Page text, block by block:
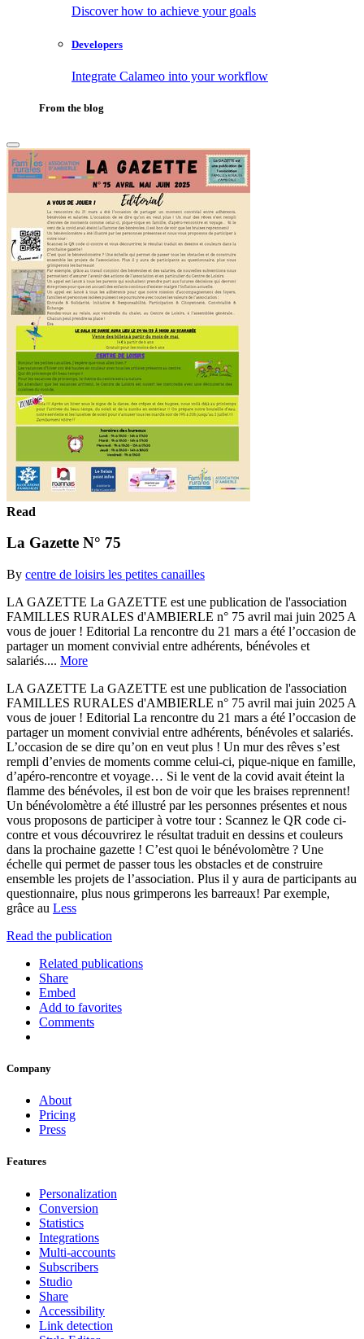
Discover how to achieve your goals
Developers
Integrate Calameo into your workflow
From the blog
Read
La Gazette N° 75
By centre de loisirs les petites canailles
LA GAZETTE La GAZETTE est une publication de l'association
FAMILLES RURALES d'AMBIERLE n° 75 avril mai juin 2025 A
vous de jouer ! Editorial La rencontre du 21 mars a été l’occasion de
partager un moment convivial entre adhérents, bénévoles et
salariés.... More
LA GAZETTE La GAZETTE est une publication de l'association
FAMILLES RURALES d'AMBIERLE n° 75 avril mai juin 2025 A
vous de jouer ! Editorial La rencontre du 21 mars a été l’occasion de
partager un moment convivial entre adhérents, bénévoles et salariés.
L’occasion de se dire qu’on en veut plus ! Un mur des rêves s’est
rempli d’envies de moments comme celui-ci, pique-nique en famille,
d’apéro-rencontre et voyage… Si le vent de la covid avait éteint la
flamme des bénévoles, il est bon de voir que les braises reprennent!
Un bénévolomètre a été illustré par les personnes présentes et nous
vous proposons de participer à votre tour : Scannez le QR code ci-
contre et vous découvrirez le résultat traduit en dessins et couleurs
dans la prochaine gazette ! C’est quoi le bénévolomètre ? Une
échelle qui permet de passer tous les obstacles et de construire
ensemble les projets de l’association. Plus il y aura de participants au
questionnaire, plus nous grimperons les barreaux! Par exemple,
grâce au Less
Read the publication
Related publications
Share
Embed
Add to favorites
Comments
Company
About
Pricing
Press
Features
Personalization
Conversion
Statistics
Integrations
Multi-accounts
Subscribers
Studio
Share
Accessibility
Link detection